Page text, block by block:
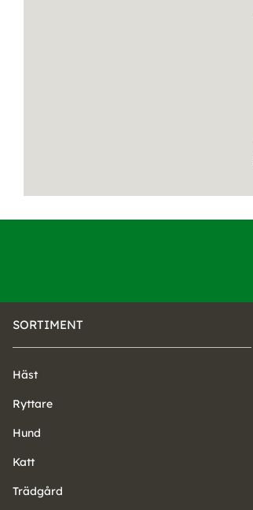
SORTIMENT
Häst
Ryttare
Hund
Katt
Trädgård